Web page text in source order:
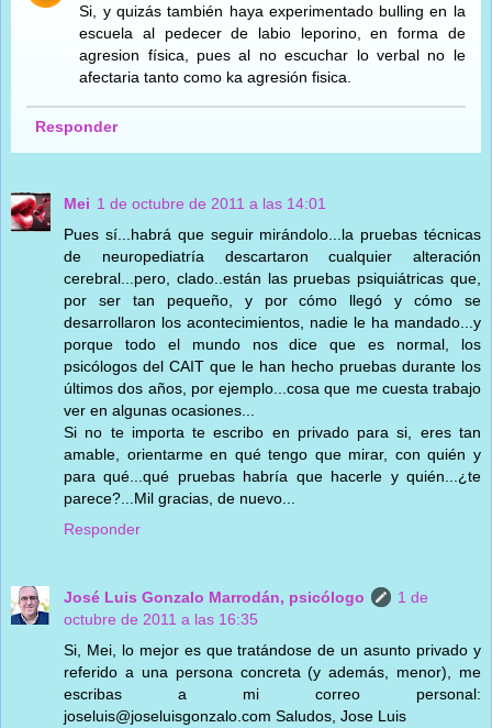
Si, y quizás también haya experimentado bulling en la
escuela al pedecer de labio leporino, en forma de
agresion física, pues al no escuchar lo verbal no le
afectaria tanto como ka agresión fisica.
Responder
Mei 1 de octubre de 2011 a las 14:01
Pues sí...habrá que seguir mirándolo...la pruebas técnicas
de neuropediatría descartaron cualquier alteración
cerebral...pero, clado..están las pruebas psiquiátricas que,
por ser tan pequeño, y por cómo llegó y cómo se
desarrollaron los acontecimientos, nadie le ha mandado...y
porque todo el mundo nos dice que es normal, los
psicólogos del CAIT que le han hecho pruebas durante los
últimos dos años, por ejemplo...cosa que me cuesta trabajo
ver en algunas ocasiones...
Si no te importa te escribo en privado para si, eres tan
amable, orientarme en qué tengo que mirar, con quién y
para qué...qué pruebas habría que hacerle y quién...¿te
parece?...Mil gracias, de nuevo...
Responder
José Luis Gonzalo Marrodán, psicólogo
1 de
octubre de 2011 a las 16:35
Si, Mei, lo mejor es que tratándose de un asunto privado y
referido a una persona concreta (y además, menor), me
escribas a mi correo personal:
joseluis@joseluisgonzalo.com Saludos, Jose Luis